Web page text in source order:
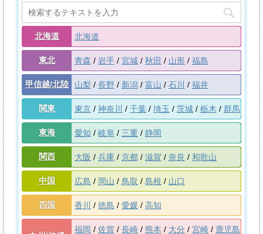
北海道 北海道
東北 青森 岩手 宮城 秋田 山形 福島
甲信越/北陸 山梨 長野 新潟 富山 石川 福井
関東 東京 神奈川 千葉 埼玉 茨城 栃木 群馬
東海 愛知 岐阜 三重 静岡
関西 大阪 兵庫 京都 滋賀 奈良 和歌山
中国 広島 岡山 鳥取 島根 山口
四国 香川 徳島 愛媛 高知
福岡 佐賀 長崎 熊本 大分 宮崎 鹿児島